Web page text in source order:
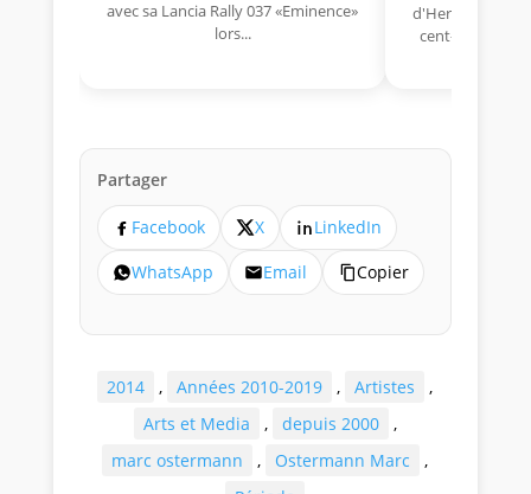
avec sa Lancia Rally 037 «Eminence»
lors...
d'Hermano Da
cent-unième
Partager
Facebook X
LinkedIn
WhatsApp
Email Copier
2014 , Années 2010-2019 , Artistes
,
Arts et Media
, depuis 2000
,
marc ostermann
, Ostermann Marc
,